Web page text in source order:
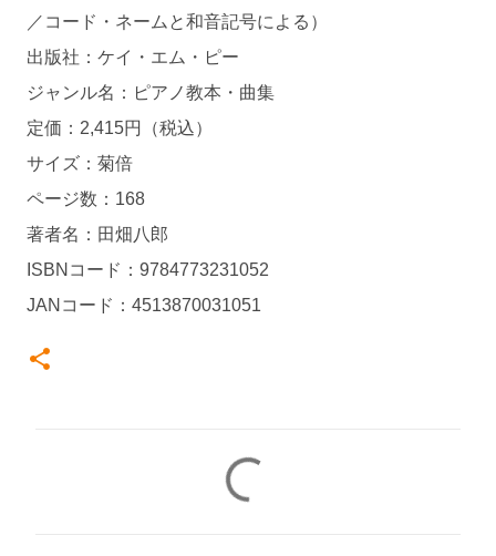
／コード・ネームと和音記号による）
出版社：ケイ・エム・ピー
ジャンル名：ピアノ教本・曲集
定価：2,415円（税込）
サイズ：菊倍
ページ数：168
著者名：田畑八郎
ISBNコード：9784773231052
JANコード：4513870031051